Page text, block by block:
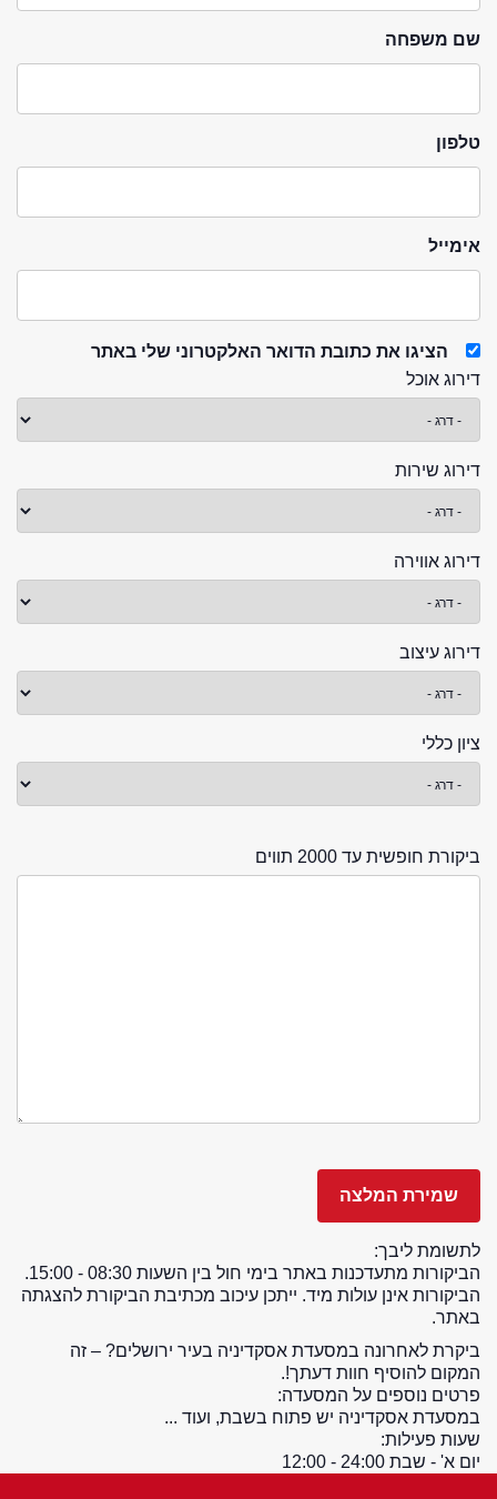
שם משפחה
טלפון
אימייל
הציגו את כתובת הדואר האלקטרוני שלי באתר
דירוג אוכל
דירוג שירות
דירוג אווירה
דירוג עיצוב
ציון כללי
ביקורת חופשית עד 2000 תווים
לתשומת ליבך:
הביקורות מתעדכנות באתר בימי חול בין השעות 08:30 - 15:00.
הביקורות אינן עולות מיד. ייתכן עיכוב מכתיבת הביקורת להצגתה
באתר.
ביקרת לאחרונה במסעדת אסקדיניה בעיר ירושלים? – זה
המקום להוסיף חוות דעתך!.
פרטים נוספים על המסעדה:
במסעדת אסקדיניה יש פתוח בשבת, ועוד ...
שעות פעילות:
יום א' - שבת 24:00 - 12:00